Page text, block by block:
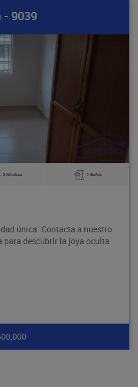
1 Baños
Contacta a nuestro
descubrir la joya oculta